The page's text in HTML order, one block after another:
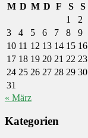
M D M D F S
S
1
2
3
4 5 6 7 8
9
10 11 12 13 14 15 16
17 18 19 20 21 22 23
24 25 26 27 28 29 30
31
« März
Kategorien